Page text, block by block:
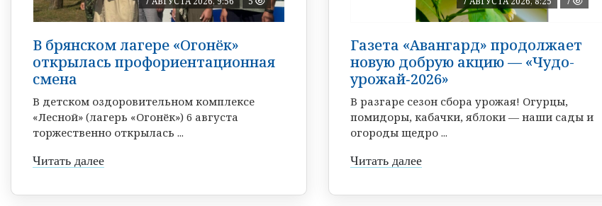
В брянском лагере «Огонёк»
открылась профориентационная
смена
В детском оздоровительном комплексе
«Лесной» (лагерь «Огонёк») 6 августа
торжественно открылась ...
Читать далее
Газета «Авангард» продолжает
новую добрую акцию — «Чудо-
урожай‑2026»
В разгаре сезон сбора урожая! Огурцы,
помидоры, кабачки, яблоки — наши сады и
огороды щедро ...
Читать далее